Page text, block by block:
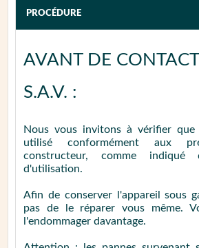
PROCÉDURE
AVANT DE
S.A.V. :
Nous vous invitons à vérifier
utilisé conformément aux
constructeur, comme
d'utilisation.
Afin de conserver l'appareil sous
pas de le réparer vous même.
l'endommager davantage.